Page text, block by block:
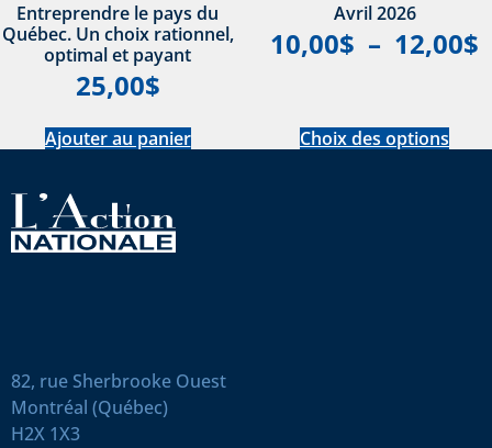
Entreprendre le pays du
Québec. Un choix rationnel,
optimal et payant
25,00$
Ajouter au panier
Avril 2026
10,00$ – 12,00$
Choix des options
82, rue Sherbrooke Ouest
Montréal (Québec)
H2X 1X3